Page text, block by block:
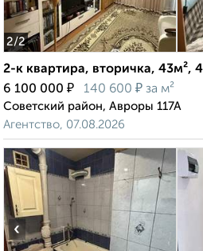
2/2
2-к квартира, вторичка, 43м²,
6 100 000 ₽ 140 600 ₽ за м²
Советский район, Авроры 117А
Агентство, 07.08.2026
‹